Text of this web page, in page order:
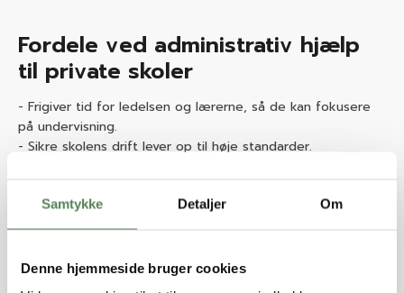
Samtykke Detaljer Om
Denne hjemmeside bruger cookies
Fordele ved administrativ hjælp
til private skoler
- Frigiver tid for ledelsen og lærerne, så de kan fokusere
på undervisning.
- Sikre skolens drift lever op til høje standarder.
-Skolesekretæren.dkstår klar med professionelle